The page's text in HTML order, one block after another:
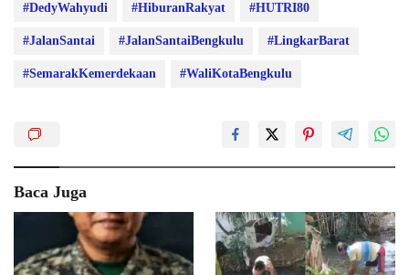
#DedyWahyudi #HiburanRakyat #HUTRI80
#JalanSantai #JalanSantaiBengkulu #LingkarBarat
#SemarakKemerdekaan #WaliKotaBengkulu
Baca Juga